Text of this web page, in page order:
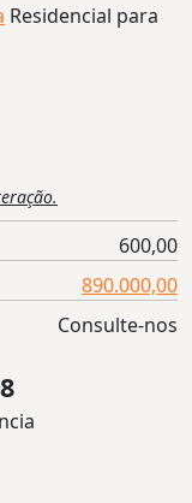
Residencial para
600,00
890.000,00
Consulte-nos